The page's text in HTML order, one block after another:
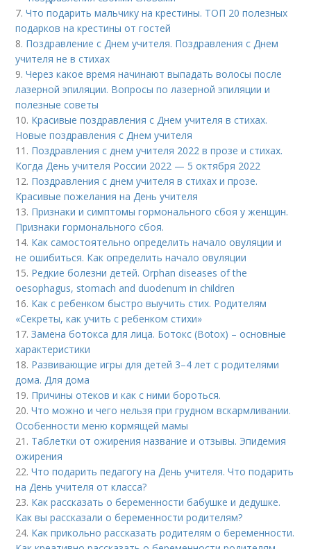
7.Что подарить мальчику на крестины. ТОП 20 полезных
подарков на крестины от гостей
8. Поздравление с Днем учителя. Поздравления с Днем
учителя не в стихах
9.Через какое время начинают выпадать волосы после
лазерной эпиляции. Вопросы по лазерной эпиляции и
полезные советы
10. Красивые поздравления с Днем учителя в стихах.
Новые поздравления с Днем учителя
11. Поздравления с днем учителя 2022 в прозе и стихах.
Когда День учителя России 2022 — 5 октября 2022
12. Поздравления с днем учителя в стихах и прозе.
Красивые пожелания на День учителя
13. Признаки и симптомы гормонального сбоя у женщин.
Признаки гормонального сбоя.
14. Как самостоятельно определить начало овуляции и
не ошибиться. Как определить начало овуляции
15. Редкие болезни детей. Orphan diseases of the
oesophagus, stomach and duodenum in children
16. Как с ребенком быстро выучить стих. Родителям
«Секреты, как учить с ребенком стихи»
17.Замена ботокса для лица. Ботокс (Botox) – основные
характеристики
18. Развивающие игры для детей 3–4 лет с родителями
дома. Для дома
19. Причины отеков и как с ними бороться.
20.Что можно и чего нельзя при грудном вскармливании.
Особенности меню кормящей мамы
21. Таблетки от ожирения название и отзывы. Эпидемия
ожирения
22.Что подарить педагогу на День учителя. Что подарить
на День учителя от класса?
23. Как рассказать о беременности бабушке и дедушке.
Как вы рассказали о беременности родителям?
24. Как прикольно рассказать родителям о беременности.